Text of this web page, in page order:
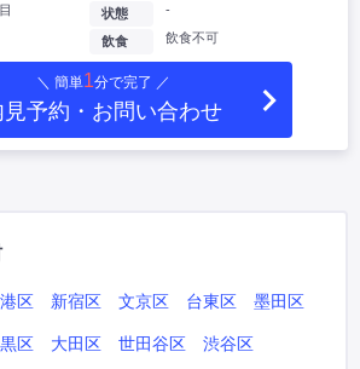
状態 -
飲食 飲食不可
＼ 簡単1分で完了 ／
見予約・お問い合わせ
港区 新宿区 文京区 台東区 墨田区
区 大田区 世田谷区 渋谷区